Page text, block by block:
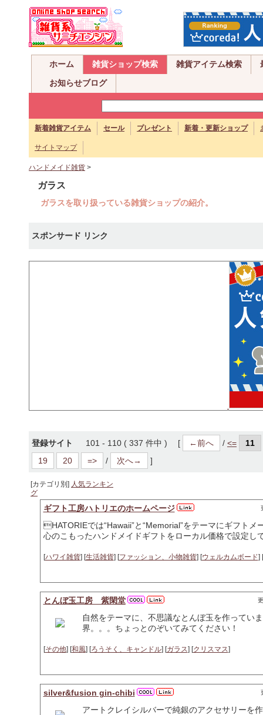
ホーム 雑貨ショップ検索 雑貨アイテム検索
お知らせブログ
新着雑貨アイテム セール プレゼント 新着・更新ショップ
サイトマップ
ハンドメイド雑貨 >
ガラス
ガラスを取り扱っている雑貨ショップの紹介。
スポンサード リンク
登録サイト 101 - 110 ( 337 件中 ) [ ←前へ / <=
11
19
20 => / 次へ→ ]
[カテゴリ別] 人気ランキン
グ
ギフト工房ハトリエのホームページ
HATORIEでは“Hawaii”と“Memorial”をテーマにギフト
心のこもったハンドメイドギフトをローカル価格で設定し
[ハワイ雑貨] [生活雑貨] [ファッション、小物雑貨] [ウェルカムボード] [
とんぼ玉工房 紫閑堂
自然をテーマに、不思議なとんぼ玉を作ってい
界。。。ちょっとのぞいてみてください！
[その他] [和風] [ろうそく、キャンドル] [ガラス] [クリスマス]
silver&fusion gin-chibi
アートクレイシルバーで純銀のアクセサリーを